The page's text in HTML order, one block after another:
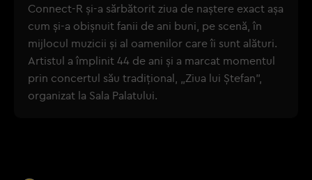
Connect-R și-a sărbătorit ziua de naștere exact așa
cum și-a obișnuit fanii de ani buni, pe scenă, în
mijlocul muzicii și al oamenilor care îi sunt alături.
Artistul a împlinit 44 de ani și a marcat momentul
prin concertul său tradițional, „Ziua lui Ștefan”,
organizat la Sala Palatului.